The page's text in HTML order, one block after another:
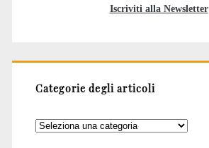
Iscriviti alla Newsletter
Categorie degli articoli
Categorie